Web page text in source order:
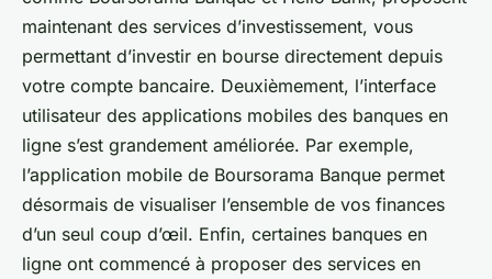
maintenant des services d’investissement, vous
permettant d’investir en bourse directement depuis
votre compte bancaire. Deuxièmement, l’interface
utilisateur des applications mobiles des banques en
ligne s’est grandement améliorée. Par exemple,
l’application mobile de Boursorama Banque permet
désormais de visualiser l’ensemble de vos finances
d’un seul coup d’œil. Enfin, certaines banques en
ligne ont commencé à proposer des services en